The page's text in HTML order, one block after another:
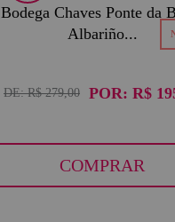
Bodega Chaves Ponte da
Albariño...
DE:R$ 279,00 POR: R$
COMPRAR